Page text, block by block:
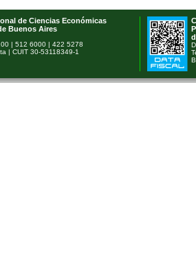
de Ciencias Económicas
Buenos Aires
| 512 6000 | 422 5278
| CUIT 30-53118349-1